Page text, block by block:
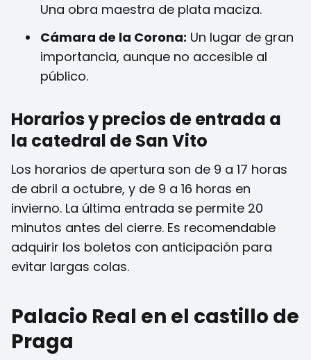
Una obra maestra de plata maciza.
Cámara de la Corona: Un lugar de gran
importancia, aunque no accesible al
público.
Horarios y precios de entrada a
la catedral de San Vito
Los horarios de apertura son de 9 a 17 horas
de abril a octubre, y de 9 a 16 horas en
invierno. La última entrada se permite 20
minutos antes del cierre. Es recomendable
adquirir los boletos con anticipación para
evitar largas colas.
Palacio Real en el castillo de
Praga